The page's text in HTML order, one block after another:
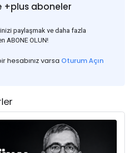
+plus aboneler
paylaşmak ve daha fazla
ABONE OLUN!
hesabınız varsa Oturum Açın